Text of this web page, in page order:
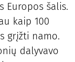
Europos šalis.
kaip 100
grįžti namo.
dalyvavo